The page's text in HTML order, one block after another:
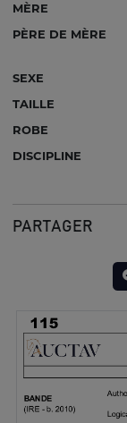
MÈRE
PÈRE DE MÈRE
SEXE
TAILLE
ROBE
DISCIPLINE
PARTAGER